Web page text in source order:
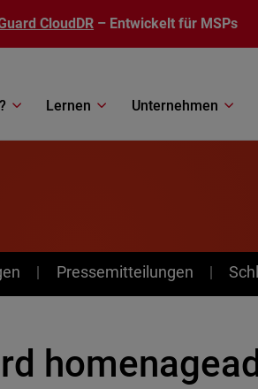
CloudDR – Entwickelt für MSPs
Lernen Unternehmen
Pressemitteilungen